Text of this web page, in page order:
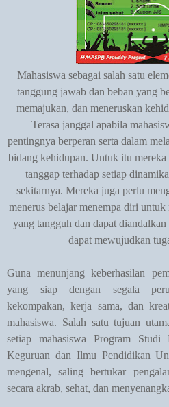
Mahasiswa sebagai salah satu
tanggung jawab dan beban yang
memajukan, dan meneruskan
Terasa janggal apabila
pentingnya berperan serta dalam
bidang kehidupan. Untuk itu
tanggap terhadap setiap
sekitarnya. Mereka juga perlu
menerus belajar menempa diri
yang tangguh dan dapat diandalkan
dapat mewujudkan
Guna menunjang keberhasilan
yang siap dengan segala
kekompakan, kerja sama, dan
mahasiswa. Salah satu tujuan
setiap mahasiswa Program
Keguruan dan Ilmu Pendidikan
mengenal, saling bertukar
secara akrab, sehat, dan